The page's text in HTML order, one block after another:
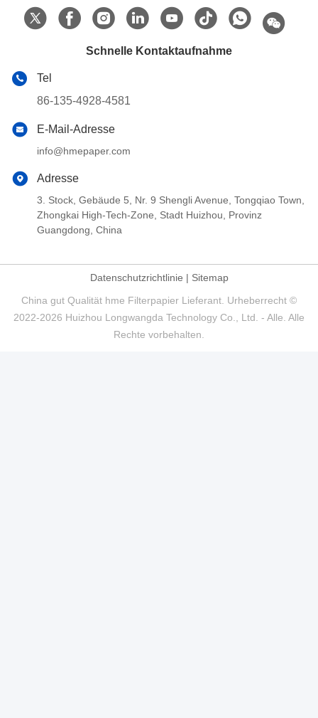
Schnelle Kontaktaufnahme
Tel
86-135-4928-4581
E-Mail-Adresse
info@hmepaper.com
Adresse
3. Stock, Gebäude 5, Nr. 9 Shengli Avenue, Tongqiao Town,
Zhongkai High-Tech-Zone, Stadt Huizhou, Provinz
Guangdong, China
Datenschutzrichtlinie | Sitemap
China gut Qualität hme Filterpapier Lieferant. Urheberrecht ©
2022-2026 Huizhou Longwangda Technology Co., Ltd. - Alle. Alle
Rechte vorbehalten.